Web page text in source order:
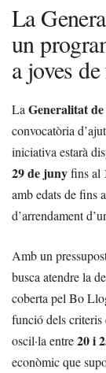
La
un
a joves
La Generalitat
convocatòria
iniciativa estarà
29 de junyfins al
amb edats de fins a
d’arrendament
Amb un
busca atendre la
coberta pel Bo
funció dels criteris
oscil·la entre20 i
econòmic que